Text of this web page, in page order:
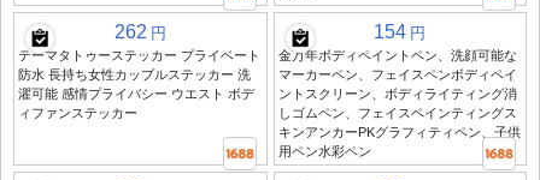
262 円
テーマタトゥーステッカー プライベート
防水 長持ち女性カップルステッカー 洗
濯可能 感情プライバシー ウエスト ボデ
ィファンステッカー
154 円
金万年ボディペイントペン、洗顔可能な
マーカーペン、フェイスペンボディペイ
ントスクリーン、ボディライティング消
しゴムペン、フェイスペインティングス
キンアンカーPKグラフィティペン、子供
用ペン水彩ペン